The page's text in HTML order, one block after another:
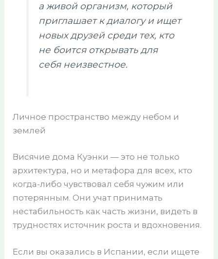
а живой организм, который
приглашает к диалогу и ищет
новых друзей среди тех, кто
не боится открывать для
себя неизвестное.
Личное пространство между небом и
землей
Висячие дома Куэнки — это не только
архитектура, но и метафора для всех, кто
когда-либо чувствовал себя чужим или
потерянным. Они учат принимать
нестабильность как часть жизни, видеть в
трудностях источник роста и вдохновения.
Если вы оказались в Испании, если ищете